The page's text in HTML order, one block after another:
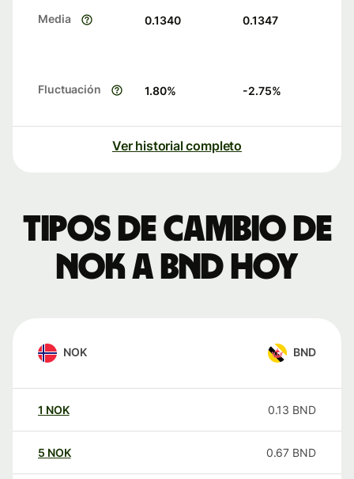
Media 0.1340 0.1347
Fluctuación 1.80% -2.75%
Ver historial completo
Tipos de cambio de
NOK a BND hoy
NOK BND
1 NOK 0.13 BND
5 NOK 0.67 BND